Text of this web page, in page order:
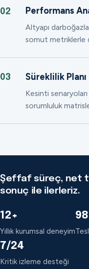
02 Performans
Altyapı
somut metriklerle
03 Süreklilik Planı
Kesinti
sorumluluk
Şeffaf süreç, net
sonuç ile ilerleriz.
12+
Yıllık kurumsal deneyim
7/24
Kritik izleme desteği